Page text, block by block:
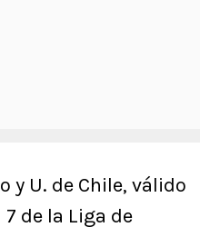
y U. de Chile, válido
de la Liga de